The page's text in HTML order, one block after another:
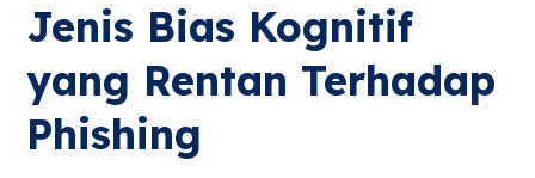
Jenis Bias Kognitif
yang Rentan Terhadap
Phishing